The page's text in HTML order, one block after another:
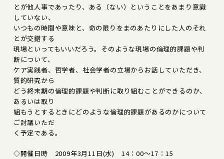
とが他人事であったり、ある（ない）ということをあまり意識
していない、
いつもの時間や意味と、命の限りをまのあたりにした人のそれ
とが交錯する
現場といってもいいだろう。そのような現場の倫理的課題や判
断について、
ケア実践者、哲学者、社会学者の立場からお話していただき、
質的研究から
どう終末期の倫理的課題や判断に取り組むことができるのか、
あるいは取り
組もうとするときにどのような倫理的課題があるのかについて
ご討議いただ
く予定である。
◇開催日時 2009年3月11日(水) 14：00～17：15